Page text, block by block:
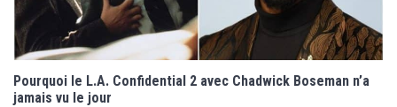
Pourquoi le L.A. Confidential 2 avec Chadwick Boseman n’a
jamais vu le jour